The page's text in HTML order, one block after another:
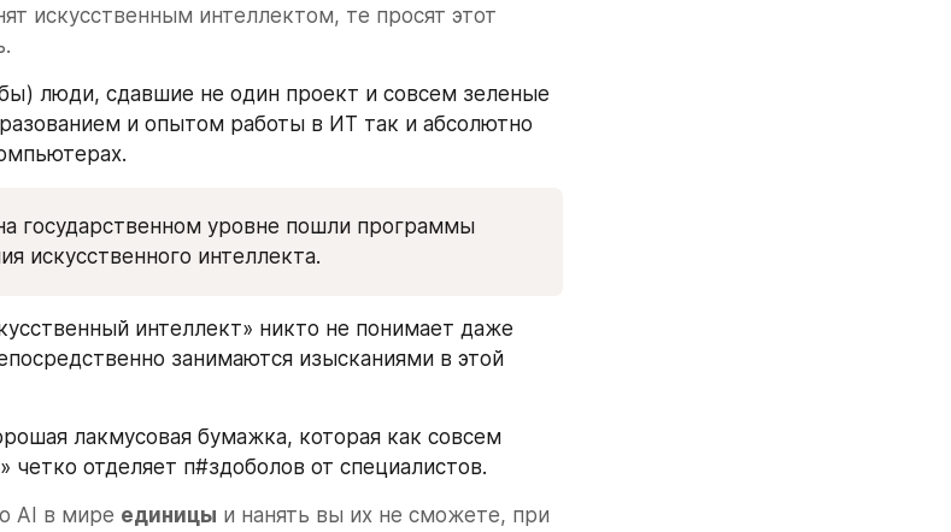
искусственным интеллектом, те просят этот
и опытом работы в ИТ так и абсолютно
государственном уровне пошли программы
искусственного интеллекта.
интеллект» никто не понимает даже
занимаются изысканиями в этой
лакмусовая бумажка, которая как совсем
четко отделяет п#здоболов от специалистов.
AI в мире единицы и нанять вы их не сможете, при